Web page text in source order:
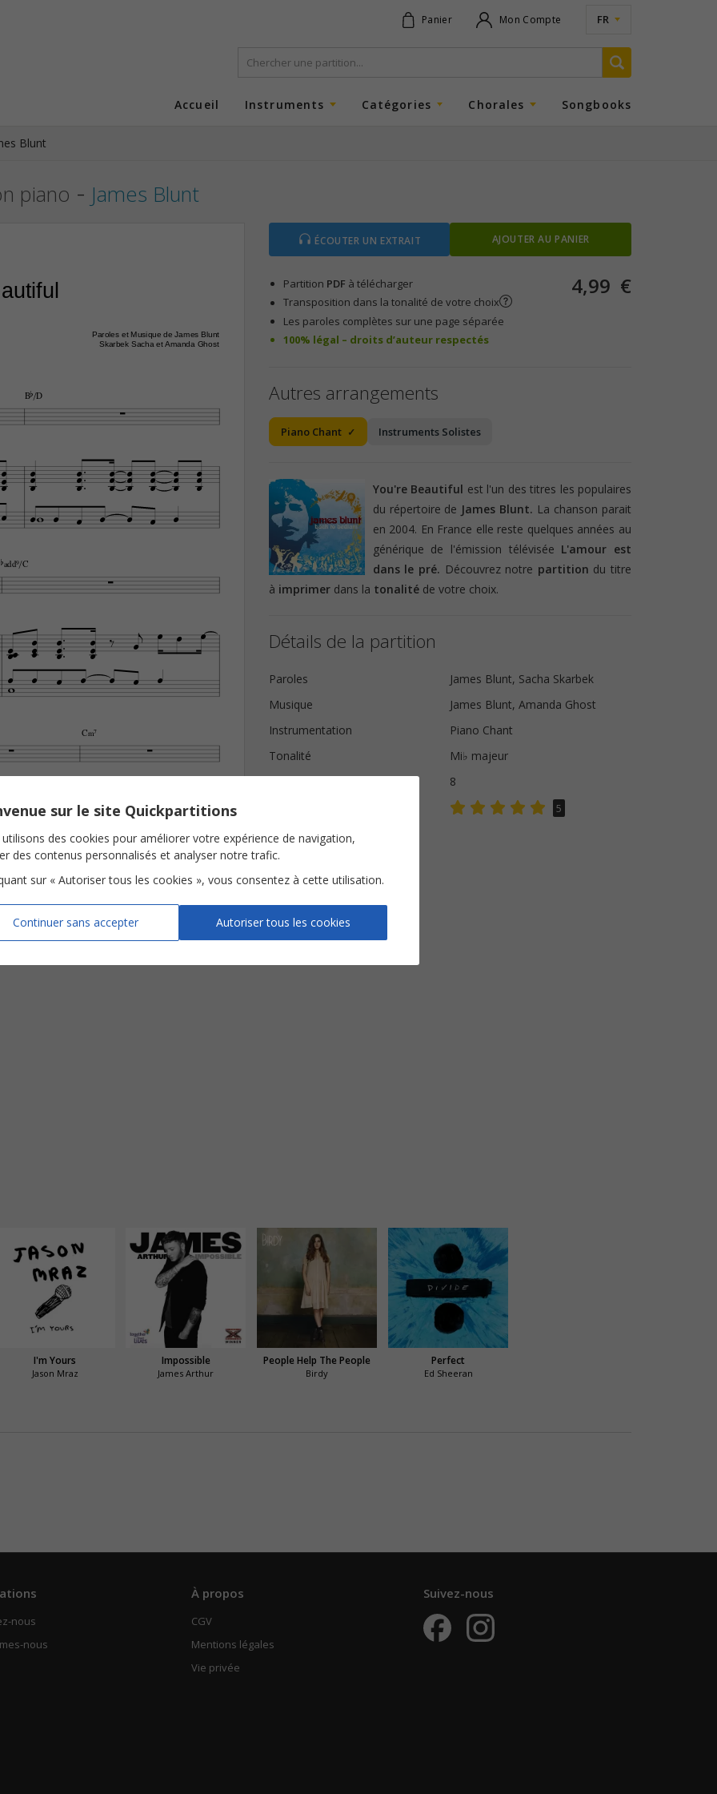
Panier Mon Compte FR
Accueil Instruments Catégories Chorales Songbooks
Blunt
piano - James Blunt
Paroles et Musique de James Blunt
Skarbek Sacha et Amanda Ghost
/ Bucks Musis Ltd
Bb/D

C


C‹7



 

 

 

 

 

 

 


 
      

 

 

 

     

      
        
   
       
ÉCOUTER UN EXTRAIT AJOUTER AU PANIER
Partition PDF à télécharger
Transposition dans la tonalité de votre choix
Les paroles complètes sur une page séparée
100% légal – droits d’auteur respectés
4,99 €
Autres arrangements
Piano Chant Instruments Solistes
You're Beautiful est l'un des titres les populaires
du répertoire de James Blunt. La chanson parait
en 2004. En France elle reste quelques années au
générique de l'émission télévisée L'amour est
dans le pré. Découvrez notre partition du titre
à imprimerdans la tonalitéde votre choix.
Détails de la partition
Paroles
James Blunt, Sacha Skarbek
Musique
James Blunt, Amanda Ghost
Instrumentation
Piano Chant
Tonalité
Mi♭ majeur
Nombre de pages
8
5
I'm Yours
Jason Mraz
Impossible
James Arthur
People Help The People
Birdy
Perfect
Ed Sheeran
nous
nous
À propos
CGV
Mentions légales
Vie privée
Suivez-nous
sur le site Quickpartitions
des cookies pour améliorer votre expérience de navigation,
des contenus personnalisés et analyser notre trafic.
sur « Autoriser tous les cookies », vous consentez à cette utilisation.
Continuer sans accepter Autoriser tous les cookies